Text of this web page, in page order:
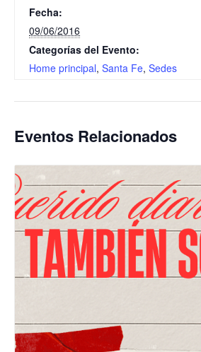
Fecha:
09/06/2016
Categorías del Evento:
Home principal, Santa Fe, Sedes
Eventos Relacionados